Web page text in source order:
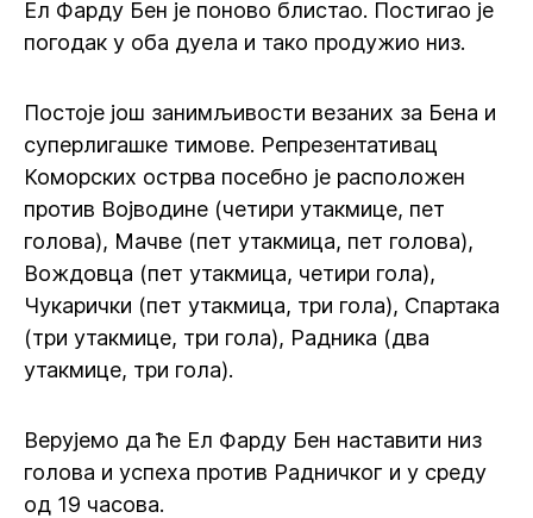
Ел Фарду Бен је поново блистао. Постигао је
погодак у оба дуела и тако продужио низ.
Постоје још занимљивости везаних за Бена и
суперлигашке тимове. Репрезентативац
Коморских острва посебно је расположен
против Војводине (четири утакмице, пет
голова), Мачве (пет утакмица, пет голова),
Вождовца (пет утакмица, четири гола),
Чукарички (пет утакмица, три гола), Спартака
(три утакмице, три гола), Радника (два
утакмице, три гола).
Верујемо да ће Ел Фарду Бен наставити низ
голова и успеха против Радничког и у среду
од 19 часова.